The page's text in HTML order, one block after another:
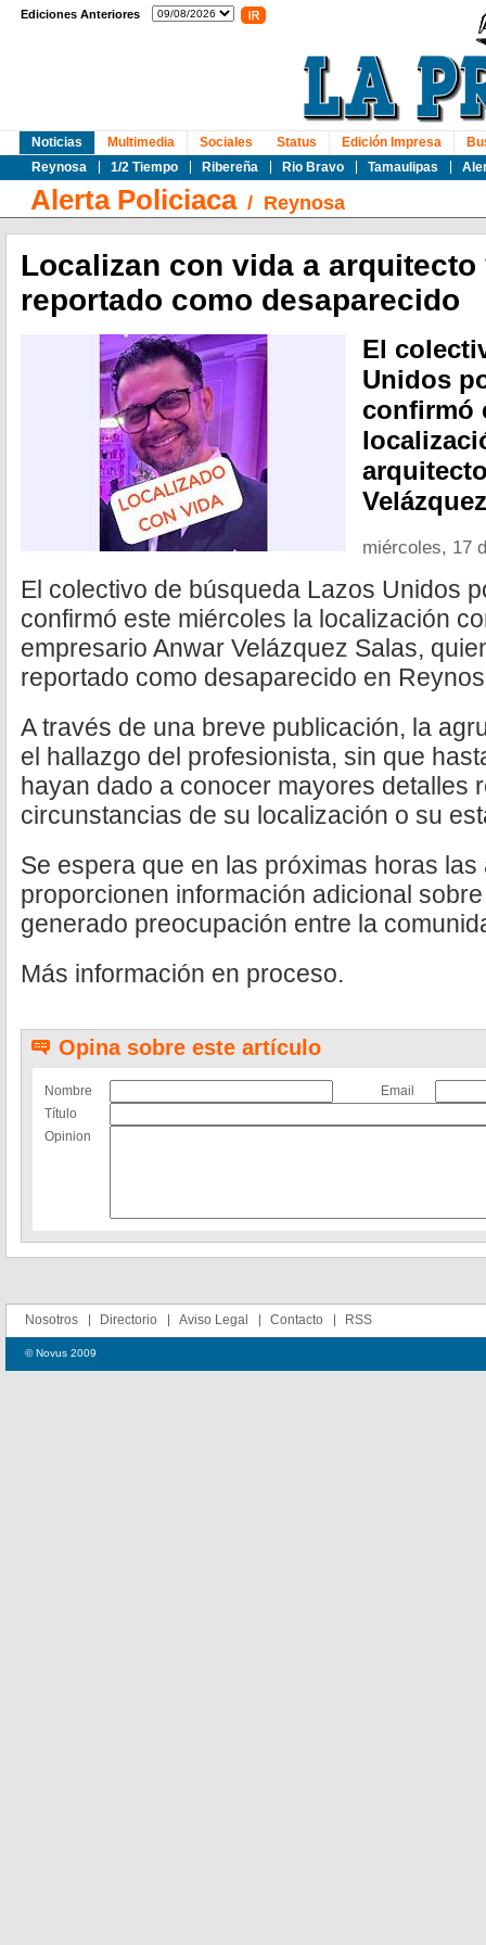
Ediciones Anteriores
Noticias
Reynosa
1/2 Tiempo Ribereña Rio Bravo Tamaulipas
Multimedia Sociales Status Edición Impresa
Alerta Policiaca/ Reynosa
Localizan con vida a
reportado como desaparecido
El
Unidos
confirmó
miércoles, 17
El colectivo de búsqueda Lazos Unidos
confirmó este miércoles la localización
empresario Anwar Velázquez Salas,
reportado como desaparecido en
A través de una breve publicación, la
el hallazgo del profesionista, sin que
hayan dado a conocer mayores detalles
circunstancias de su localización o su
Se espera que en las próximas horas
proporcionen información adicional
generado preocupación entre la
Más información en proceso.
Opina sobre este artículo
Nombre
Email
Título
Opinion
Nosotros Directorio Aviso Legal Contacto RSS
© Novus 2009